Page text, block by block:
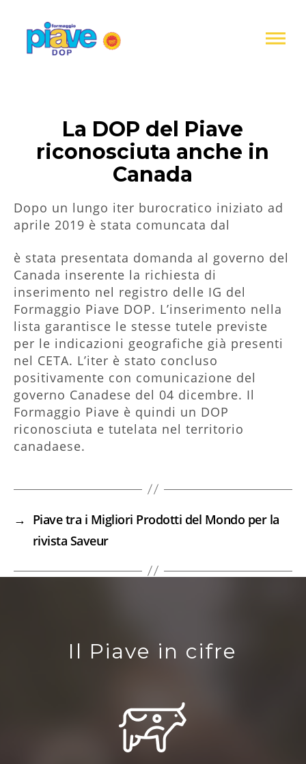
La DOP del Piave
riconosciuta anche in
Canada
Dopo un lungo iter burocratico iniziato ad
aprile 2019 è stata comuncata dal
è stata presentata domanda al governo del
Canada inserente la richiesta di
inserimento nel registro delle IG del
Formaggio Piave DOP. L’inserimento nella
lista garantisce le stesse tutele previste
per le indicazioni geografiche già presenti
nel CETA. L’iter è stato concluso
positivamente con comunicazione del
governo Canadese del 04 dicembre. Il
Formaggio Piave è quindi un DOP
riconosciuta e tutelata nel territorio
canadaese.
→ Piave tra i Migliori Prodotti del Mondo per la
rivista Saveur
Il Piave in cifre
raccolta